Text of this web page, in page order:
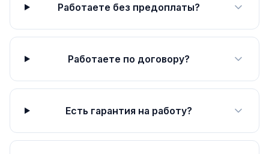
Работаете без предоплаты?
Работаете по договору?
Есть гарантия на работу?